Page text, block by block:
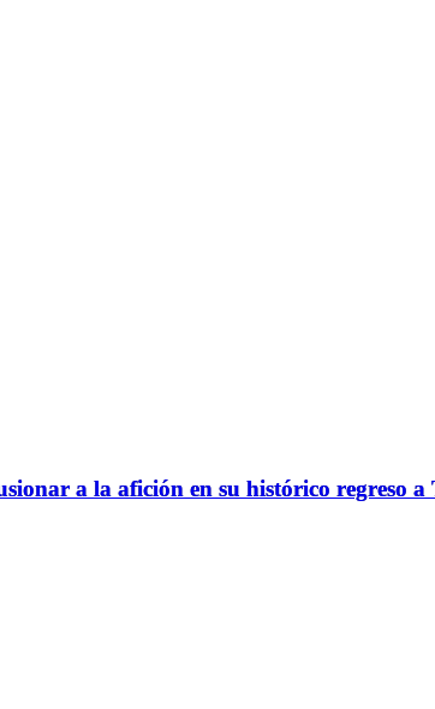
a la afición en su histórico regreso a